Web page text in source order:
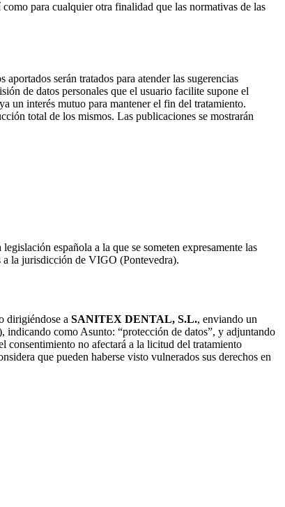
para cualquier otra finalidad que las normativas de las
serán tratados para atender las sugerencias
de datos personales que el usuario facilite supone el
un interés mutuo para mantener el fin del tratamiento.
total de los mismos. Las publicaciones se mostrarán
española a la que se someten expresamente las
a la jurisdicción de VIGO (Pontevedra).
dirigiéndose a SANITEX DENTAL, S.L., enviando un
indicando como Asunto: “protección de datos”, y adjuntando
consentimiento no afectará a la licitud del tratamiento
que pueden haberse visto vulnerados sus derechos en